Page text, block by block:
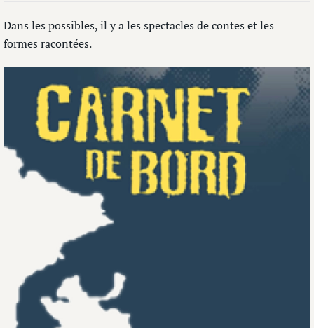
Dans les possibles, il y a les spectacles de contes et les
formes racontées.